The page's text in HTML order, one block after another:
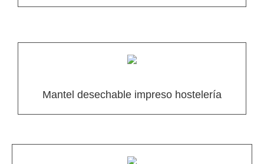
Mantel desechable impreso hostelería